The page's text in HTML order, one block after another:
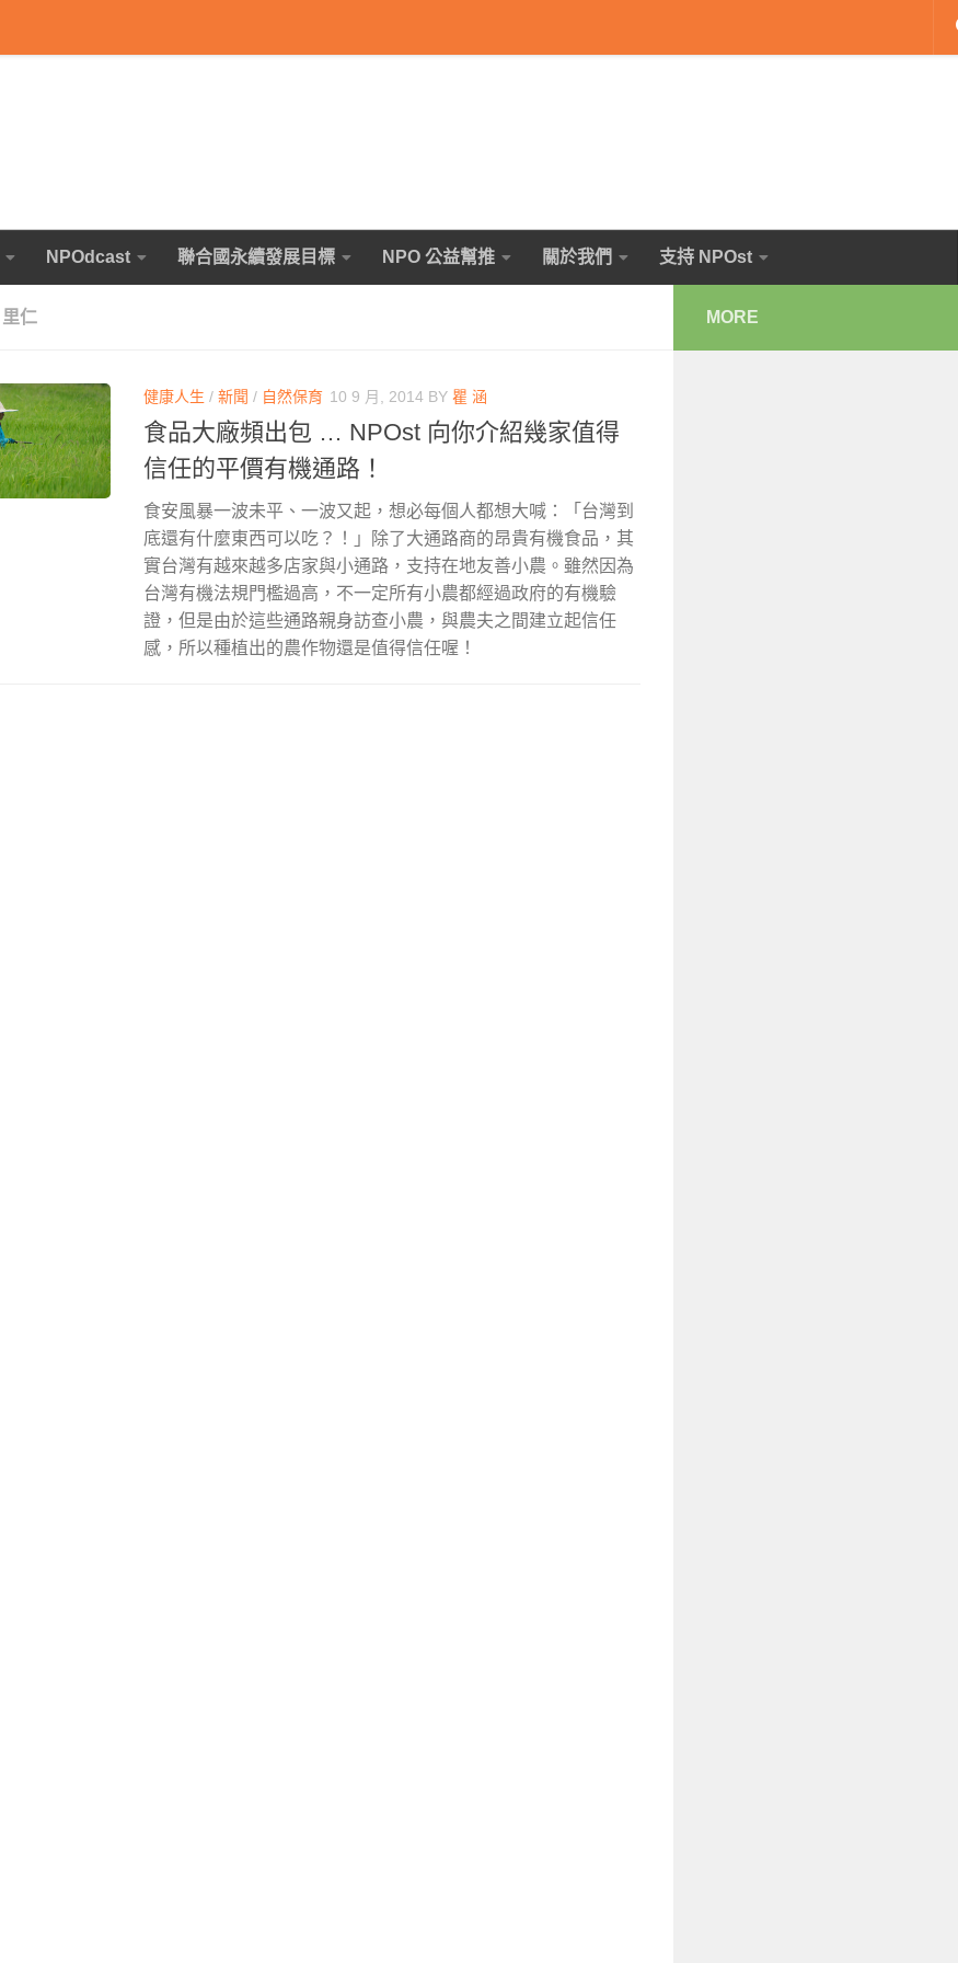
NPOdcast 聯合國永續發展目標 NPO 公益幫推 關於我們 支持 NPOst
里仁
健康人生 / 新聞 / 自然保育 10 9 月, 2014 BY 瞿 涵
食品大廠頻出包 … NPOst 向你介紹幾家值得
信任的平價有機通路！
食安風暴一波未平、一波又起，想必每個人都想大喊：「台灣到
底還有什麼東西可以吃？！」除了大通路商的昂貴有機食品，其
實台灣有越來越多店家與小通路，支持在地友善小農。雖然因為
台灣有機法規門檻過高，不一定所有小農都經過政府的有機驗
證，但是由於這些通路親身訪查小農，與農夫之間建立起信任
感，所以種植出的農作物還是值得信任喔！
MORE